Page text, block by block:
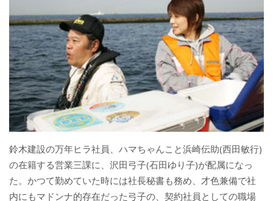
鈴木建設の万年ヒラ社員、ハマちゃんこと浜崎伝助(西田敏行)
の在籍する営業三課に、沢田弓子(石田ゆり子)が配属になっ
た。かつて勤めていた時には社長秘書も務め、才色兼備で社
内にもマドンナ的存在だった弓子の、契約社員としての職場